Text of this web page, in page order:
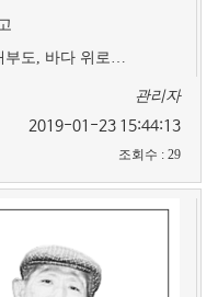
도, 바다 위로…
관리자
2019-01-23 15:44:13
조회수 : 29